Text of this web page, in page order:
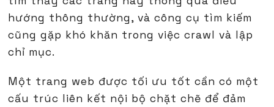
hướng thông thường, và công cụ tìm kiếm
cũng gặp khó khăn trong việc crawl và lập
chỉ mục.
Một trang web được tối ưu tốt cần có một
cấu trúc liên kết nội bộ chặt chẽ để đảm